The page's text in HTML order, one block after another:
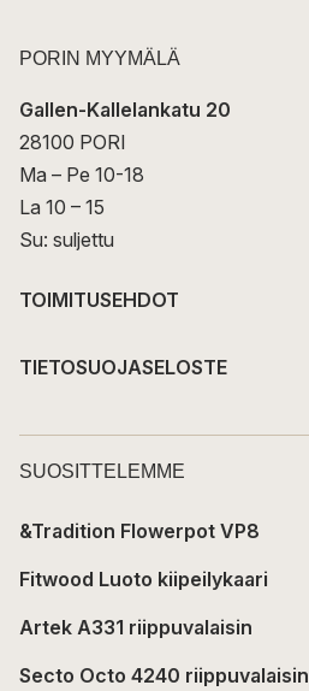
PORIN MYYMÄLÄ
Gallen-Kallelankatu 20
28100 PORI
Ma – Pe 10-18
La 10 – 15
Su: suljettu
TOIMITUSEHDOT
TIETOSUOJASELOSTE
SUOSITTELEMME
&Tradition Flowerpot VP8
Fitwood Luoto kiipeilykaari
Artek A331 riippuvalaisin
Secto Octo 4240 riippuvalaisin